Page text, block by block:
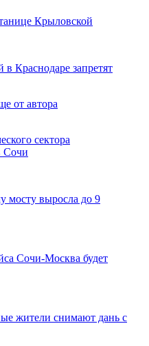
Крыловской
Краснодаре запретят
от автора
сектора
Сочи
мосту выросла до 9
Сочи-Москва будет
жители снимают дань с